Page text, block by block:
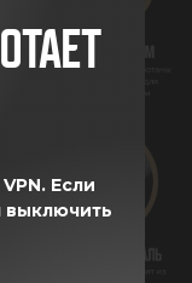
Если
выключить